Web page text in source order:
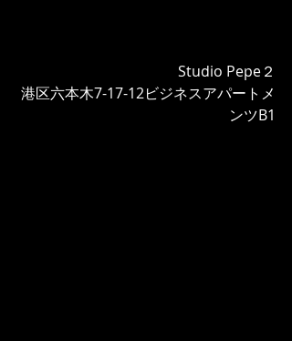
Studio Pepe２
港区六本木7-17-12ビジネスアパートメ
ンツB1